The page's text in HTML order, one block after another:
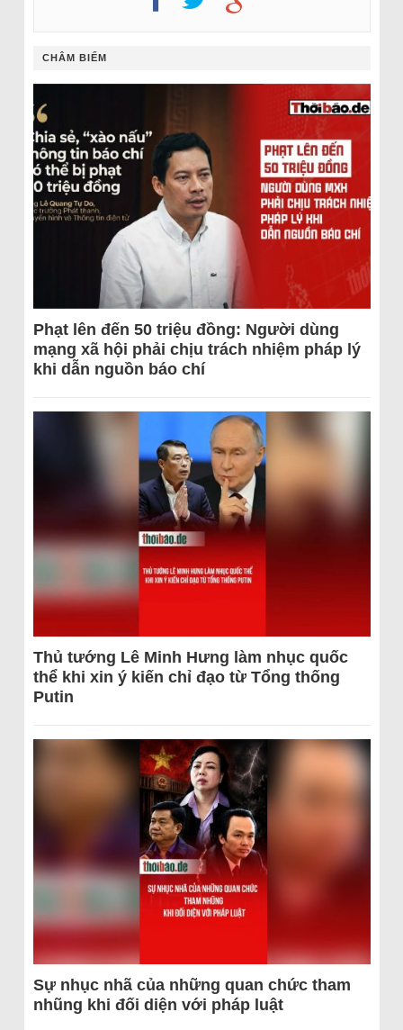
CHÂM BIẾM
Phạt lên đến 50 triệu đồng: Người dùng
mạng xã hội phải chịu trách nhiệm pháp lý
khi dẫn nguồn báo chí
Thủ tướng Lê Minh Hưng làm nhục quốc
thể khi xin ý kiến chỉ đạo từ Tổng thống
Putin
Sự nhục nhã của những quan chức tham
nhũng khi đối diện với pháp luật